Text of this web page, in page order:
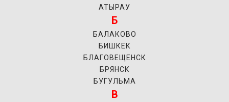
АТЫРАУ
Б
БАЛАКОВО
БИШКЕК
БЛАГОВЕЩЕНСК
БРЯНСК
БУГУЛЬМА
В